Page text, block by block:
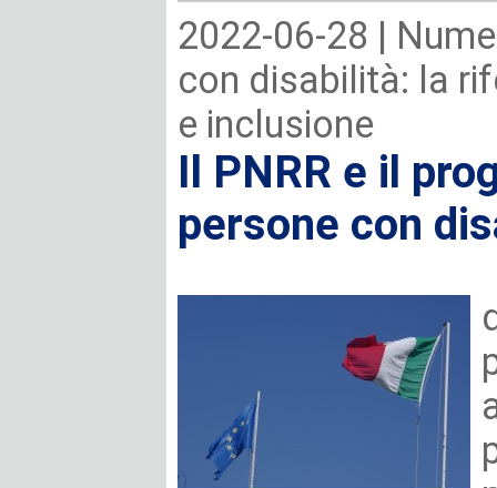
2022-06-28 |
con disabilità: la
e inclusione
Il PNRR e il
persone con